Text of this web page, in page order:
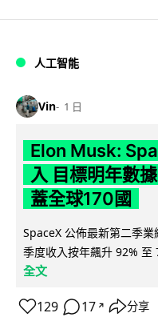
人工智能
Vin 1 日
Elon Musk:
入 目標明年數
蓋全球170國
SpaceX 公佈最新第二季
季度收入按年飆升 92%
全文
129 17 ↗ 分享